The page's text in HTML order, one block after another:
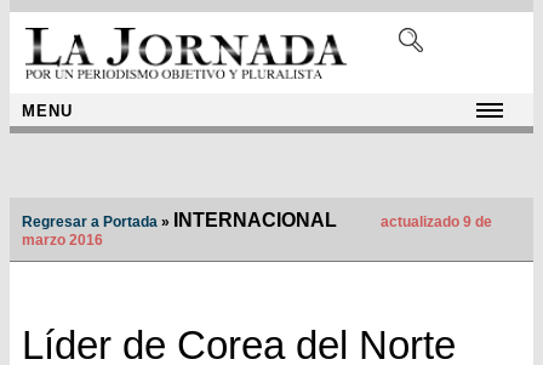
MENU
Regresar a Portada » INTERNACIONAL
actualizado 9 de
marzo 2016
Líder de Corea del Norte